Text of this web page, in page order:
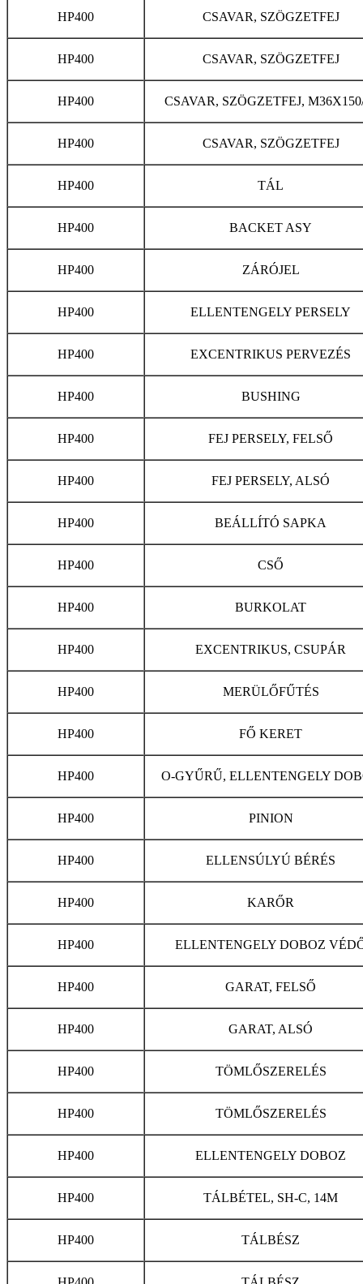
HP400 CSAVAR, SZÖGZETFEJ
HP400 CSAVAR, SZÖGZETFEJ
HP400 CSAVAR, SZÖGZETFEJ,
HP400 CSAVAR, SZÖGZETFEJ
HP400 TÁL
HP400 BACKET ASY
HP400 ZÁRÓJEL
HP400 ELLENTENGELY PERSELY
HP400 EXCENTRIKUS PERVEZÉS
HP400 BUSHING
HP400 FEJ PERSELY, FELSŐ
HP400 FEJ PERSELY, ALSÓ
HP400 BEÁLLÍTÓ SAPKA
HP400 CSŐ
HP400 BURKOLAT
HP400 EXCENTRIKUS, CSUPÁR
HP400 MERÜLŐFŰTÉS
HP400 FŐ KERET
HP400 O-GYŰRŰ, ELLENTENGELY
HP400 PINION
HP400 ELLENSÚLYÚ BÉRÉS
HP400 KARŐR
HP400 ELLENTENGELY DOBOZ
HP400 GARAT, FELSŐ
HP400 GARAT, ALSÓ
HP400 TÖMLŐSZERELÉS
HP400 TÖMLŐSZERELÉS
HP400 ELLENTENGELY DOBOZ
HP400 TÁLBÉTEL, SH-C, 14M
HP400 TÁLBÉSZ